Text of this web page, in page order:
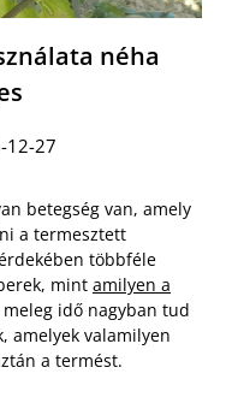
néha
12-27
betegség van, amely
a termesztett
többféle
mint amilyen a
meleg idő nagyban tud
amelyek valamilyen
a termést.